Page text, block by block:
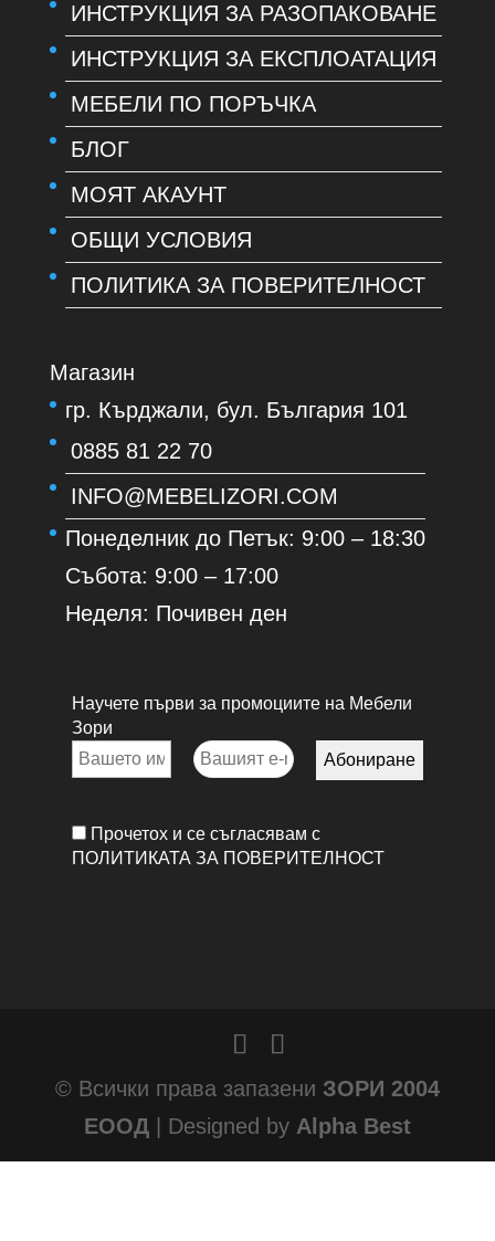
ИНСТРУКЦИЯ ЗА РАЗОПАКОВАНЕ
ИНСТРУКЦИЯ ЗА ЕКСПЛОАТАЦИЯ
МЕБЕЛИ ПО ПОРЪЧКА
БЛОГ
МОЯТ АКАУНТ
ОБЩИ УСЛОВИЯ
ПОЛИТИКА ЗА ПОВЕРИТЕЛНОСТ
Магазин
гр. Кърджали, бул. България 101
0885 81 22 70
INFO@MEBELIZORI.COM
Понеделник до Петък: 9:00 – 18:30
Събота: 9:00 – 17:00
Неделя: Почивен ден
Научете първи за промоциите на Мебели
Зори
Прочетох и се съгласявам с
ПОЛИТИКАТА ЗА ПОВЕРИТЕЛНОСТ
© Всички права запазени ЗОРИ 2004
ЕООД | Designed by Alpha Best